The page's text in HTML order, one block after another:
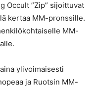
Occult ”Zip” sijoittuvat
kertaa MM-pronssille.
MM-
ylivoimaisesti
ja Ruotsin MM-